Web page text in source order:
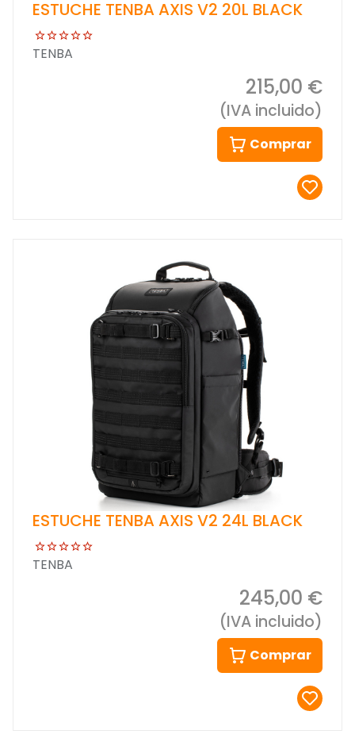
ESTUCHE TENBA AXIS V2 20L BLACK
TENBA
215,00 €
(IVA incluido)
Comprar
ESTUCHE TENBA AXIS V2 24L BLACK
TENBA
245,00 €
(IVA incluido)
Comprar